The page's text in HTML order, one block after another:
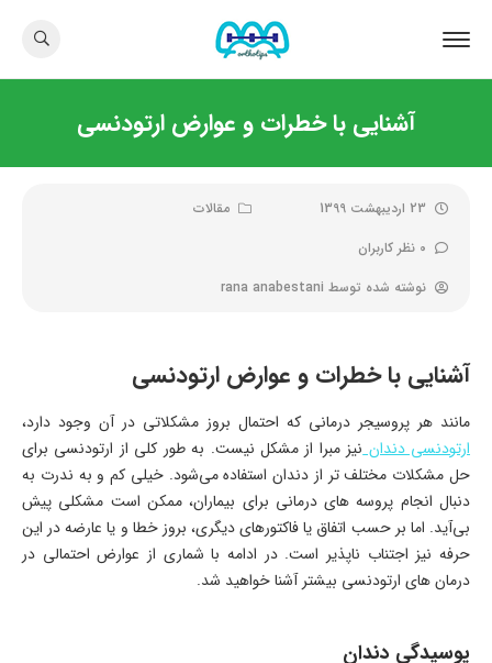
آشنایی با خطرات و عوارض ارتودنسی
23 اردیبهشت 1399
مقالات
0 نظر کاربران
نوشته شده توسط rana anabestani
آشنایی با خطرات و عوارض ارتودنسی
مانند هر پروسیجر درمانی که احتمال بروز مشکلاتی در آن وجود دارد،
ارتودنسی دنداننیز مبرا از مشکل نیست. به طور کلی از ارتودنسی برای
حل مشکلات مختلف تر از دندان استفاده می‌شود. خیلی کم و به ندرت به
دنبال انجام پروسه های درمانی برای بیماران، ممکن است مشکلی پیش
بی‌آید. اما بر حسب اتفاق یا فاکتورهای دیگری، بروز خطا و یا عارضه در این
حرفه نیز اجتناب ناپذیر است. در ادامه با شماری از عوارض احتمالی در
درمان های ارتودنسی بیشتر آشنا خواهید شد.
پوسیدگی دندان